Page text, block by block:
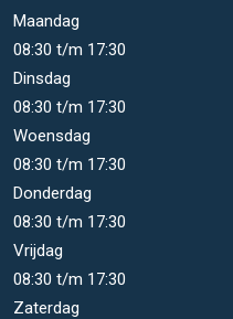
Maandag
08:30 t/m 17:30
Dinsdag
08:30 t/m 17:30
Woensdag
08:30 t/m 17:30
Donderdag
08:30 t/m 17:30
Vrijdag
08:30 t/m 17:30
Zaterdag